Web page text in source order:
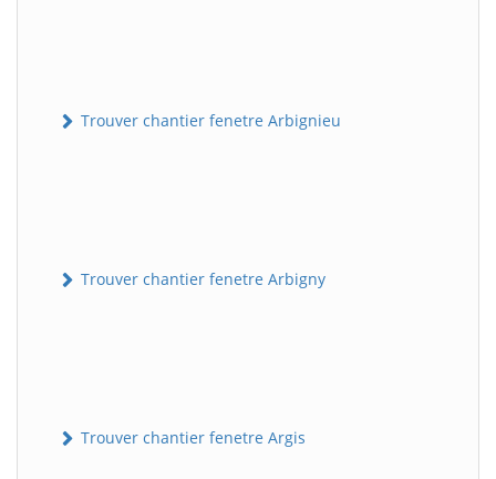
Trouver chantier fenetre Arbignieu
Trouver chantier fenetre Arbigny
Trouver chantier fenetre Argis